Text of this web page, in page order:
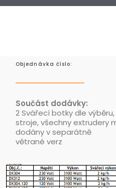
Objednávka číslo:
Součást dodávky:
2 Svářecí botky dle
stroje, všechny extrudery
dodány v separátně
větrané verz